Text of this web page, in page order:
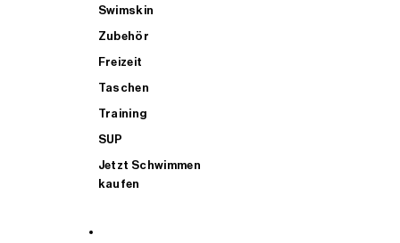
Swimskin
Zubehör
Freizeit
Taschen
Training
SUP
Jetzt Schwimmen
kaufen